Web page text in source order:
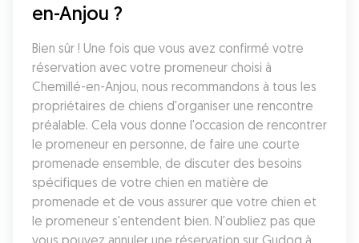
en-Anjou ?
Bien sûr ! Une fois que vous avez confirmé votre
réservation avec votre promeneur choisi à
Chemillé-en-Anjou, nous recommandons à tous les
propriétaires de chiens d'organiser une rencontre
préalable. Cela vous donne l'occasion de rencontrer
le promeneur en personne, de faire une courte
promenade ensemble, de discuter des besoins
spécifiques de votre chien en matière de
promenade et de vous assurer que votre chien et
le promeneur s'entendent bien. N'oubliez pas que
vous pouvez annuler une réservation sur Gudog à